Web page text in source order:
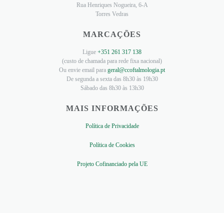
Rua Henriques Nogueira, 6-A
Torres Vedras
MARCAÇÕES
Ligue +351 261 317 138
(custo de chamada para rede fixa nacional)
Ou envie email para geral@ccoftalmologia.pt
De segunda a sexta das 8h30 às 19h30
Sábado das 8h30 às 13h30
MAIS INFORMAÇÕES
Política de Privacidade
Política de Cookies
Projeto Cofinanciado pela UE